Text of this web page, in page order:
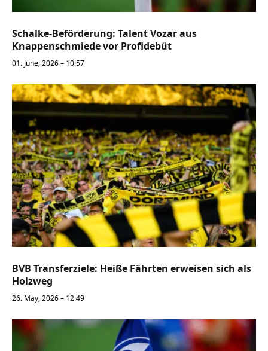
Schalke-Beförderung: Talent Vozar aus
Knappenschmiede vor Profidebüt
01. June, 2026 – 10:57
BVB Transferziele: Heiße Fährten erweisen sich als
Holzweg
26. May, 2026 – 12:49